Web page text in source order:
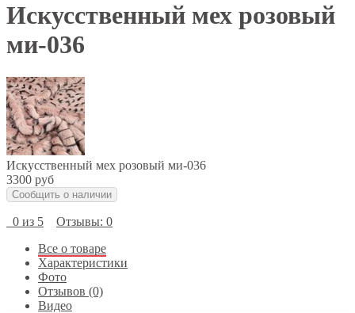
Искусственный мех розовый
ми-036
Искусственный мех розовый ми-036
3300 руб
Сообщить о наличии
0 из 5
Отзывы: 0
Все о товаре
Характеристики
Фото
Отзывов (0)
Видео